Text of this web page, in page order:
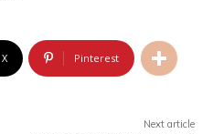
X Pinterest
Next article